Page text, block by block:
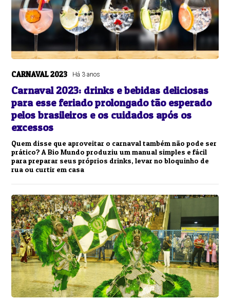
CARNAVAL 2023 Há 3 anos
Carnaval 2023: drinks e bebidas deliciosas
para esse feriado prolongado tão esperado
pelos brasileiros e os cuidados após os
excessos
Quem disse que aproveitar o carnaval também não pode ser
prático? A Bio Mundo produziu um manual simples e fácil
para preparar seus próprios drinks, levar no bloquinho de
rua ou curtir em casa